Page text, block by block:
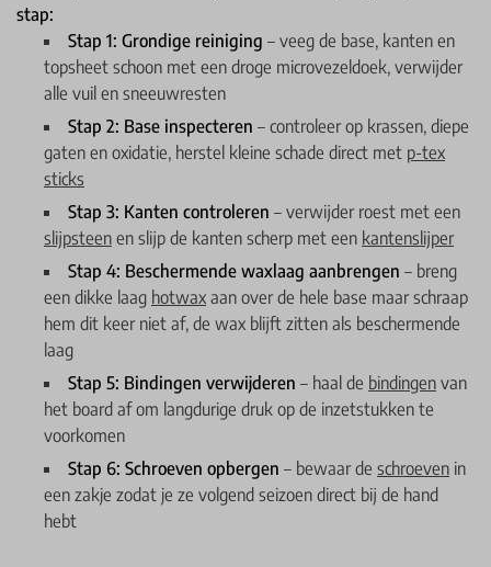
stap:
Stap 1: Grondige reiniging – veeg de base, kanten en
topsheet schoon met een droge microvezeldoek, verwijder
alle vuil en sneeuwresten
Stap 2: Base inspecteren – controleer op krassen, diepe
gaten en oxidatie, herstel kleine schade direct met p-tex
sticks
Stap 3: Kanten controleren – verwijder roest met een
slijpsteen en slijp de kanten scherp met een kantenslijper
Stap 4: Beschermende waxlaag aanbrengen – breng
een dikke laag hotwax aan over de hele base maar schraap
hem dit keer niet af, de wax blijft zitten als beschermende
laag
Stap 5: Bindingen verwijderen – haal de bindingen van
het board af om langdurige druk op de inzetstukken te
voorkomen
Stap 6: Schroeven opbergen – bewaar de schroeven in
een zakje zodat je ze volgend seizoen direct bij de hand
hebt